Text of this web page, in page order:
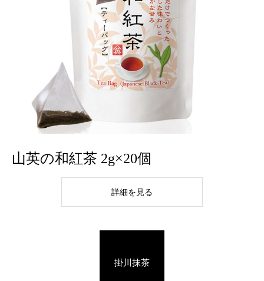
山英の和紅茶 2g×20個
詳細を見る
掛川抹茶